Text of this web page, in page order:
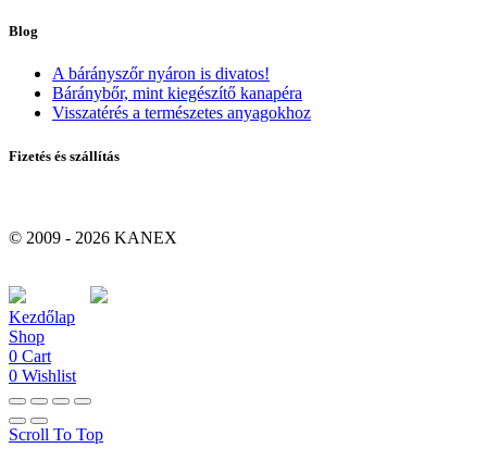
Blog
A bárányszőr nyáron is divatos!
Báránybőr, mint kiegészítő kanapéra
Visszatérés a természetes anyagokhoz
Fizetés és szállítás
© 2009 - 2026 KANEX
Kezdőlap
Shop
0 Cart
0 Wishlist
Scroll To Top